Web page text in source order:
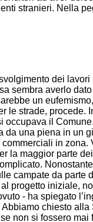
stranieri. Nella
dei
sembra averlo
un
strade, procede.
il
una piena in un
in
la maggior parte
campate da parte
progetto iniziale,
- ha spiegato
chiesto
non si fossero